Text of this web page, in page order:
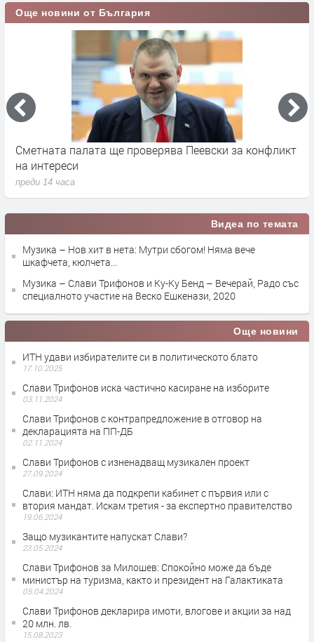
Още новини от България
Сметната палата ще провeрява Пеевски за конфликт
на интереси
преди 14 часа
Видеа по темата
Музика – Нов хит в нета: Мутри сбогом! Няма вече
шкафчета, кюлчета...
Музика – Слави Трифонов и Ку-Ку Бенд – Вечерай, Радо със
специалното участие на Веско Ешкенази, 2020
Още новини
ИТН удави избирателите си в политическото блато
17.10.2025
Слави Трифонов иска частично касиране на изборите
03.11.2024
Слави Трифонов с контрапредложение в отговор на
декларацията на ПП-ДБ
02.11.2024
Слави Трифонов с изненадващ музикален проект
27.09.2024
Слави: ИТН няма да подкрепи кабинет с първия или с
втория мандат. Искам третия - за експертно правителство
19.06.2024
Защо музикантите напускат Слави?
23.05.2024
Слави Трифонов за Милошев: Спокойно може да бъде
министър на туризма, както и президент на Галактиката
05.04.2024
Слави Трифонов декларира имоти, влогове и акции за над
20 млн. лв.
15.08.2023